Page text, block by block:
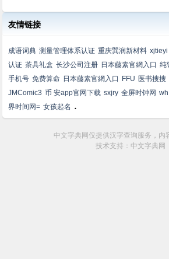
友情链接
成语词典 测量管理体系认证 重庆巽润新材料 xjtieyi
认证 茶具礼盒 长沙公司注册 日本藤素官網入口 纯
手机号 免费算命 日本藤素官網入口 FFU 医书搜搜
JMComic3 币 安app官网下载 sxjry 全屏时钟网
界时间网= 女孩起名 .
中文字典网仅提供汉字查询服务，内
技术支持：中文字典网